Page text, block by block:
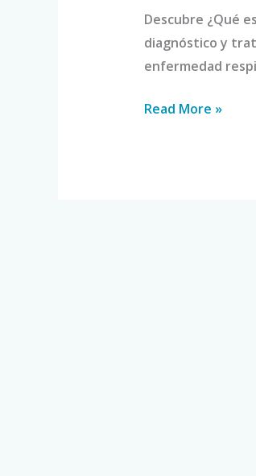
Descubre ¿Qué
diagnóstico y
enfermedad
Read More »